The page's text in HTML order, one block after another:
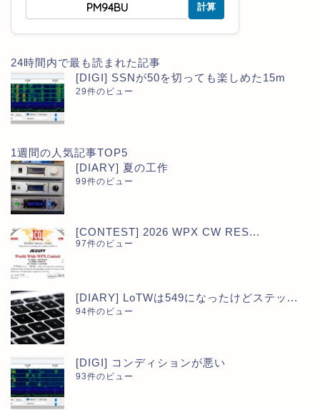
計算
24時間内で最も読まれた記事
[DIGI] SSNが50を切っても楽しめた15m
29件のビュー
1週間の人気記事TOP5
[DIARY] 夏の工作
99件のビュー
[CONTEST] 2026 WPX CW RES...
97件のビュー
[DIARY] LoTWは549になったけどステッ...
94件のビュー
[DIGI] コンディションが悪い
93件のビュー